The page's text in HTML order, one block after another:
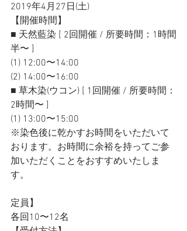
2019年4月27日(土)
【開催時間】
■ 天然藍染 [ 2回開催 / 所要時間：1時間
半〜 ]
(1) 12:00〜14:00
(2) 14:00〜16:00
■ 草木染(ウコン) [ 1回開催 / 所要時間：
2時間〜 ]
(1) 13:00〜15:00
※染色後に乾かすお時間をいただいて
おります。お時間に余裕を持ってご参
加いただくことをおすすめいたしま
す。
定員】
各回10〜12名